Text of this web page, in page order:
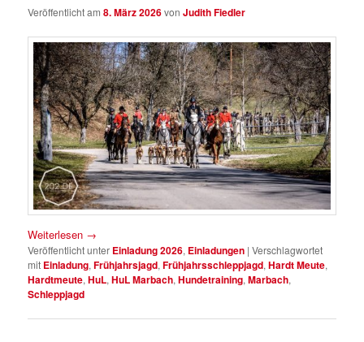
Veröffentlicht am8. März 2026vonJudith Fiedler
Weiterlesen →
Veröffentlicht unter Einladung 2026, Einladungen |Verschlagwortet
mit Einladung,Frühjahrsjagd,Frühjahrsschleppjagd,Hardt Meute,
Hardtmeute,HuL,HuL Marbach,Hundetraining,Marbach,
Schleppjagd